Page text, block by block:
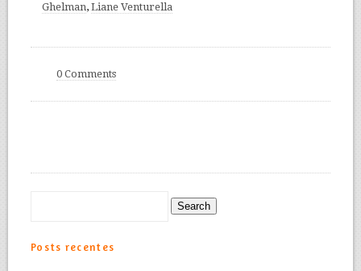
Ghelman, Liane Venturella
0 Comments
Posts recentes